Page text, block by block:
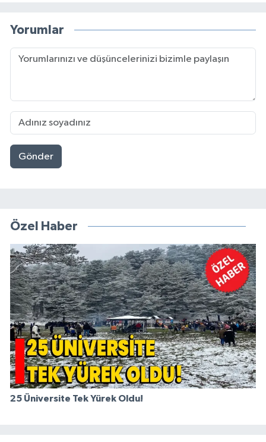
Yorumlar
Gönder
Özel Haber
25 Üniversite Tek Yürek Oldu!